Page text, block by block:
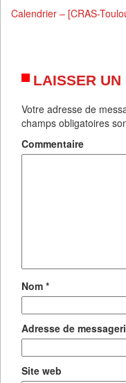
Calendrier – [CRAS-
LAISSER UN
Votre adresse de
champs obligatoires
Commentaire
Nom *
Adresse de
Site web